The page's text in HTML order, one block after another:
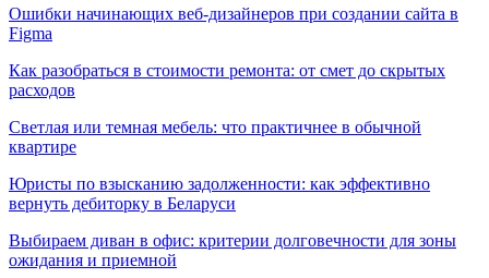
Ошибки начинающих веб-дизайнеров при создании сайта в
Figma
Как разобраться в стоимости ремонта: от смет до скрытых
расходов
Светлая или темная мебель: что практичнее в обычной
квартире
Юристы по взысканию задолженности: как эффективно
вернуть дебиторку в Беларуси
Выбираем диван в офис: критерии долговечности для зоны
ожидания и приемной